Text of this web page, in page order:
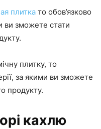
плитка то обов’язково
ви зможете стати
плитку, то
за якими ви зможете
продукту.
кахлю